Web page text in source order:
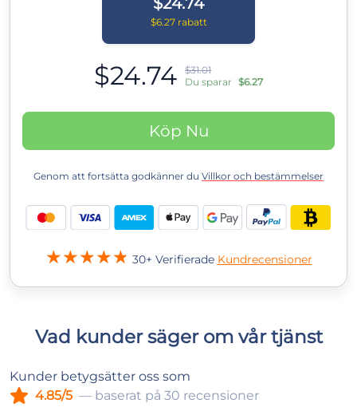
$6.27 rabatt
$24.74
$31.01
Du sparar $6.27
Köp Nu
Genom att fortsätta godkänner du Villkor och bestämmelser
30+ Verifierade Kundrecensioner
Vad kunder säger om vår tjänst
Kunder betygsätter oss som
4.85/5 — baserat på 30 recensioner